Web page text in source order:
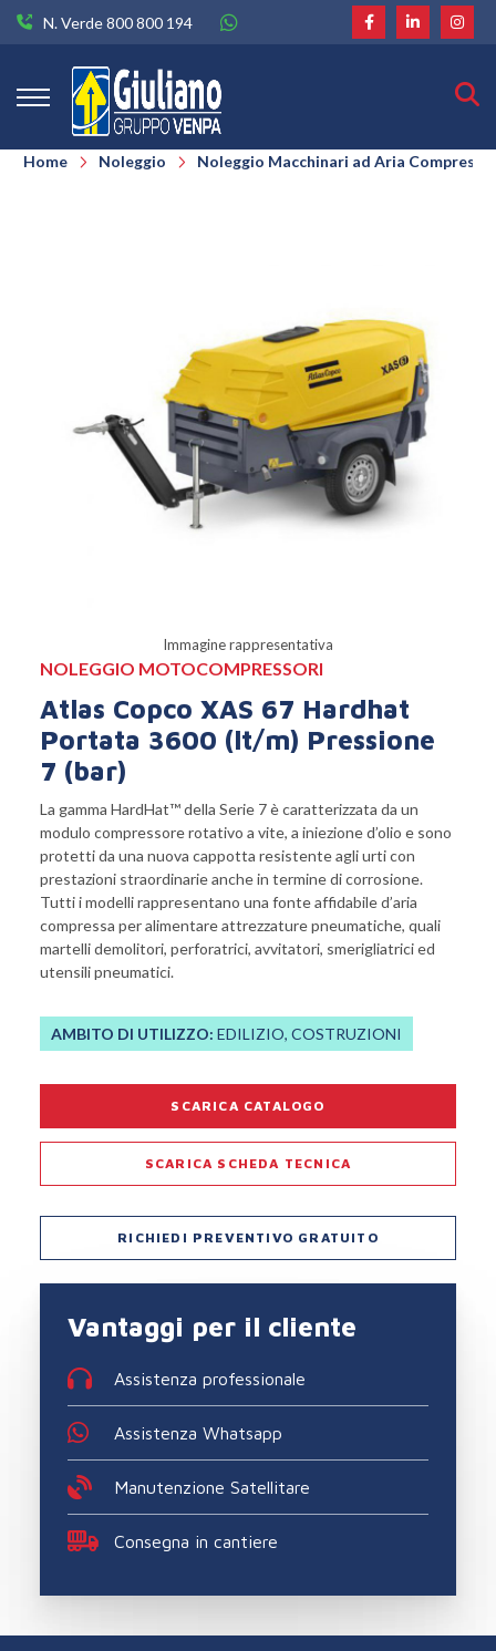
N. Verde 800 800 194
Home Noleggio Noleggio Macchinari ad Aria Compressa
Immagine rappresentativa
NOLEGGIO MOTOCOMPRESSORI
Atlas Copco XAS 67 Hardhat
Portata 3600 (lt/m) Pressione
7 (bar)
La gamma HardHat™ della Serie 7 è caratterizzata da un
modulo compressore rotativo a vite, a iniezione d’olio e sono
protetti da una nuova cappotta resistente agli urti con
prestazioni straordinarie anche in termine di corrosione.
Tutti i modelli rappresentano una fonte affidabile d’aria
compressa per alimentare attrezzature pneumatiche, quali
martelli demolitori, perforatrici, avvitatori, smerigliatrici ed
utensili pneumatici.
AMBITO DI UTILIZZO: EDILIZIO, COSTRUZIONI
SCARICA CATALOGO
SCARICA SCHEDA TECNICA
RICHIEDI PREVENTIVO GRATUITO
Vantaggi per il cliente
Assistenza professionale
Assistenza Whatsapp
Manutenzione Satellitare
Consegna in cantiere